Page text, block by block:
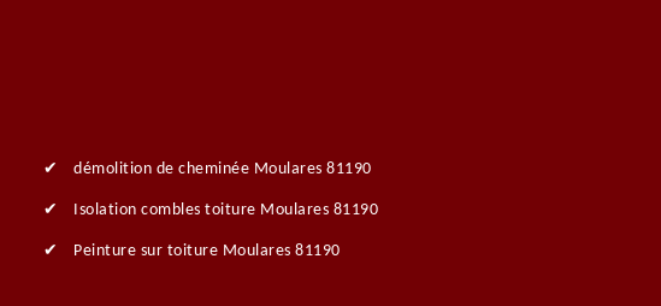
démolition de cheminée Moulares 81190
Isolation combles toiture Moulares 81190
Peinture sur toiture Moulares 81190